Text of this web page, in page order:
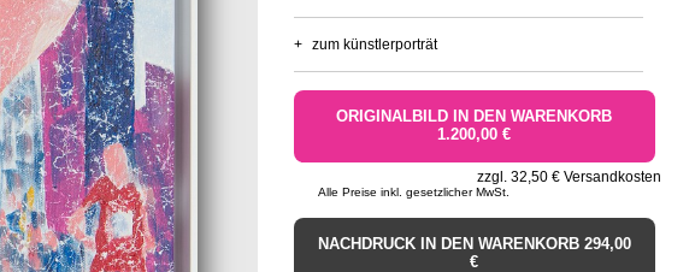
+ zum künstlerporträt
ORIGINALBILD IN DEN WARENKORB
1.200,00 €
zzgl. 32,50 € Versandkosten
Alle Preise inkl. gesetzlicher MwSt.
NACHDRUCK IN DEN WARENKORB 294,00
€